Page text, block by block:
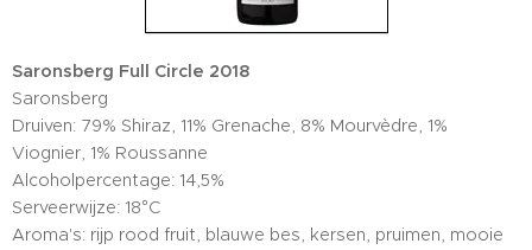
Saronsberg Full Circle 2018
Saronsberg
Druiven: 79% Shiraz, 11% Grenache, 8% Mourvèdre, 1%
Viognier, 1% Roussanne
Alcoholpercentage: 14,5%
Serveerwijze: 18°C
Aroma's: rijp rood fruit, blauwe bes, kersen, pruimen, mooie